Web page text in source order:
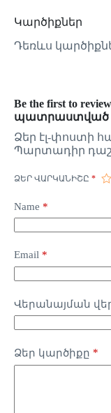
Կարծիքներ
Դեռևս
Be the first to
պատրաստված
Ձեր էլ-փոստի
Պարտադիր
ՁԵՐ ՎԱՐԿԱՆԻՇԸ *
Name *
Email *
Վերանայման
Ձեր կարծիքը *